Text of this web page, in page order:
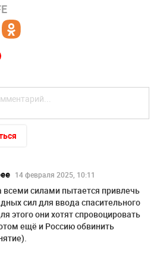
14 февраля 2025, 10:11
всеми силами пытается привлечь
сил для ввода спасительного
этого они хотят спровоцировать
ещё и Россию обвинить